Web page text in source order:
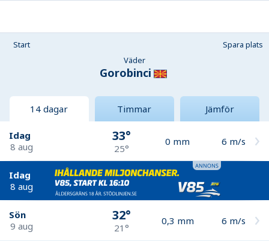
Start
Spara plats
Väder
Gorobinci
14 dagar Timmar Jämför
Idag
8 aug
33°
25°
0 mm 6 m/s
Idag
8 aug
Sön
9 aug
32°
21°
0,3 mm 6 m/s